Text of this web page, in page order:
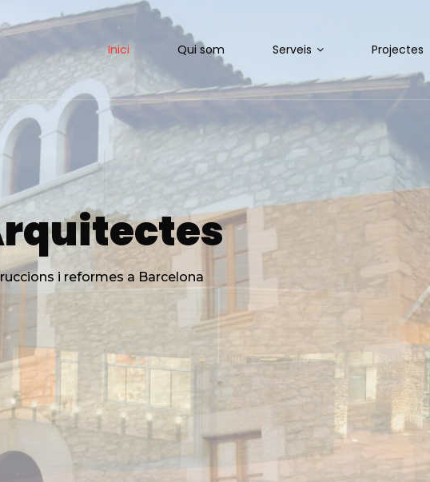
Inici Qui som Serveis Projectes
i reformes a Barcelona